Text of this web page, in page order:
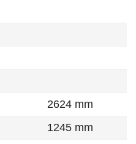
2624 mm
1245 mm